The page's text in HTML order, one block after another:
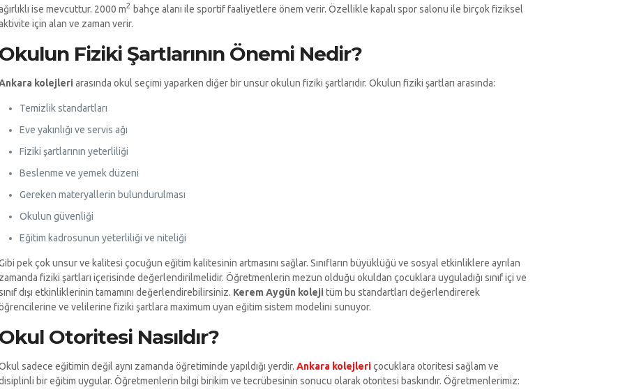
ise mevcuttur. 2000 m2bahçe alanı ile sportif faaliyetlere önem verir. Özellikle kapalı spor salonu ile birçok fiziksel
için alan ve zaman verir.
Okulun Fiziki Şartlarının Önemi Nedir?
kolejleriarasında okul seçimi yaparken diğer bir unsur okulun fiziki şartlarıdır. Okulun fiziki şartları arasında:
Temizlik standartları
Eve yakınlığı ve servis ağı
Fiziki şartlarının yeterliliği
Beslenme ve yemek düzeni
Gereken materyallerin bulundurulması
Okulun güvenliği
Eğitim kadrosunun yeterliliği ve niteliği
pek çok unsur ve kalitesi çocuğun eğitim kalitesinin artmasını sağlar. Sınıfların büyüklüğü ve sosyal etkinliklere ayrılan
zamanda fiziki şartları içerisinde değerlendirilmelidir. Öğretmenlerin mezun olduğu okuldan çocuklara uyguladığı sınıf içi ve
dışı etkinliklerinin tamamını değerlendirebilirsiniz. Kerem Aygün koleji tüm bu standartları değerlendirerek
ve velilerine fiziki şartlara maximum uyan eğitim sistem modelini sunuyor.
Okul Otoritesi Nasıldır?
sadece eğitimin değil aynı zamanda öğretiminde yapıldığı yerdir.Ankara kolejleriçocuklara otoritesi sağlam ve
bir eğitim uygular. Öğretmenlerin bilgi birikim ve tecrübesinin sonucu olarak otoritesi baskındır. Öğretmenlerimiz: